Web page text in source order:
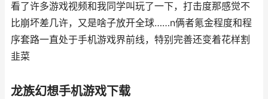
看了许多游戏视频和我同学叫玩了一下，打击度那感觉不
比崩坏差几许，又是啥子放开全球……n俩者氪金程度和程
序套路一直处于手机游戏界前线，特别完善还变着花样割
韭菜
龙族幻想手机游戏下载